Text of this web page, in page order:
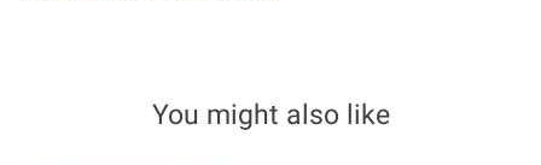
You might also like